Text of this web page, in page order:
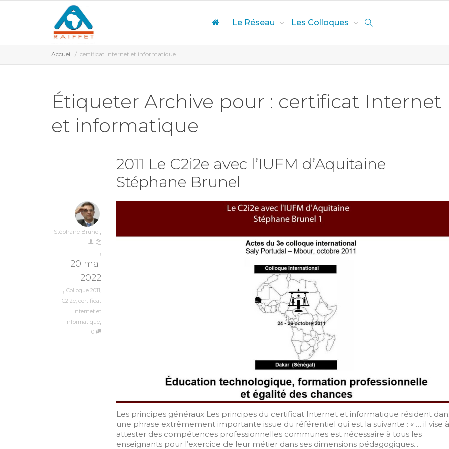
Le Réseau Les Colloques
Accueil certificat Internet et informatique
Étiqueter Archive pour : certificat Internet
et informatique
2011 Le C2i2e avec l’IUFM d’Aquitaine
Stéphane Brunel
Stéphane Brunel,
,
20 mai
2022
, Colloque 2011,
C2i2e, certificat
Internet et
informatique,
0
Les principes généraux Les principes du certificat Internet et informatique résident
une phrase extrêmement importante issue du référentiel qui est la suivante : « … il vise à
attester des compétences professionnelles communes est nécessaire à tous les
enseignants pour l’exercice de leur métier dans ses dimensions pédagogiques...